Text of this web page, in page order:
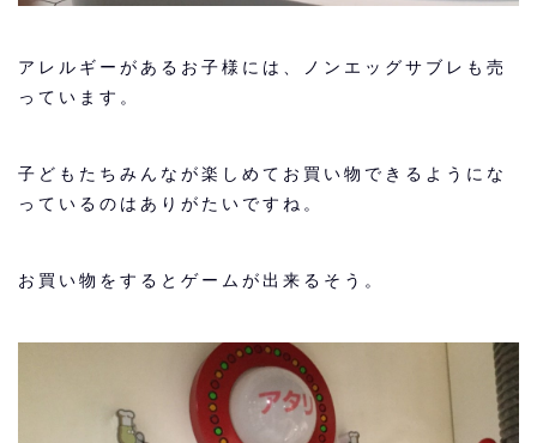
アレルギーがあるお子様には、ノンエッグサブレ も売
っています。
子どもたちみんなが楽しめてお買い物できるようにな
っているのはありがたいですね。
お買い物をするとゲームが出来るそう。